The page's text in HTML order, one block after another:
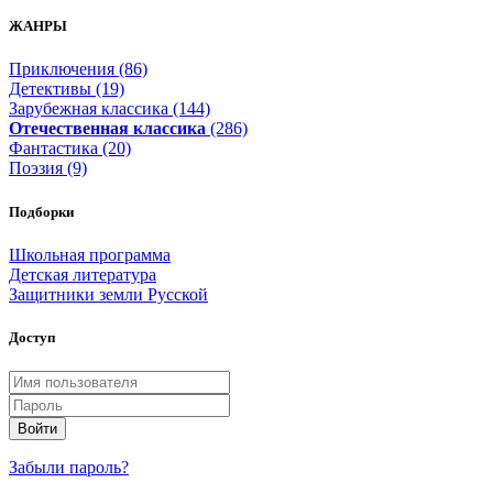
ЖАНРЫ
Приключения (86)
Детективы (19)
Зарубежная классика (144)
Отечественная классика (286)
Фантастика (20)
Поэзия (9)
Подборки
Школьная программа
Детская литература
Защитники земли Русской
Доступ
Войти
Забыли пароль?